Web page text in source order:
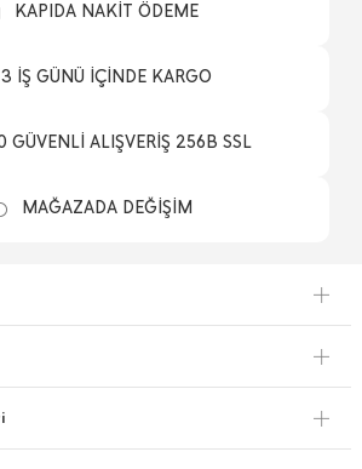
KAPIDA NAKİT ÖDEME
3 İŞ GÜNÜ İÇİNDE KARGO
GÜVENLİ ALIŞVERİŞ 256B SSL
MAĞAZADA DEĞİŞİM